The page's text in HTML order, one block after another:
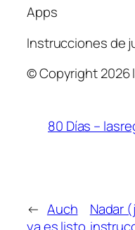
Apps
Instrucciones de
© Copyright 2026
80 Días –
← Auch
Nadar